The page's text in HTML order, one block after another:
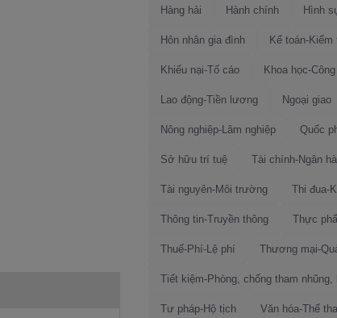
Hàng hải Hành chính Hình
Hôn nhân gia đình Kế toán-Kiểm
Khiếu nại-Tố cáo Khoa học-
Lao động-Tiền lương Ngoại giao
Nông nghiệp-Lâm nghiệp Quốc
Sở hữu trí tuệ Tài chính-Ngân
Tài nguyên-Môi trường Thi đua-
Thông tin-Truyền thông Thực
Thuế-Phí-Lệ phí Thương mại-
Tiết kiệm-Phòng, chống tham nhũng,
Tư pháp-Hộ tịch Văn hóa-Thể